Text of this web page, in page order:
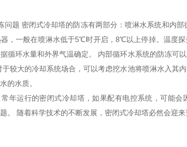
问题 密闭式冷却塔的防冻有两部分：喷淋水系统和内
，一般在喷淋水低于5℃时开启，8℃以上停掉。温度
循环水量和外界气温确定。 内部循环水系统的防冻可
较大的冷却系统场合，可以考虑挖水池将喷淋水入其
的水质。
年运行的密闭式冷却塔，如果配有电控系统，可能
。 随着科学技术的不断发展，密闭式冷却塔必然会迎来